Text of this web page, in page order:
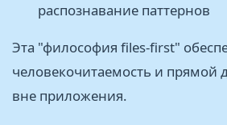
распознавание паттернов
Эта "философия files-first"
человекочитаемость и прямой
вне приложения.